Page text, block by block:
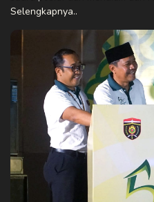
Selengkapnya..